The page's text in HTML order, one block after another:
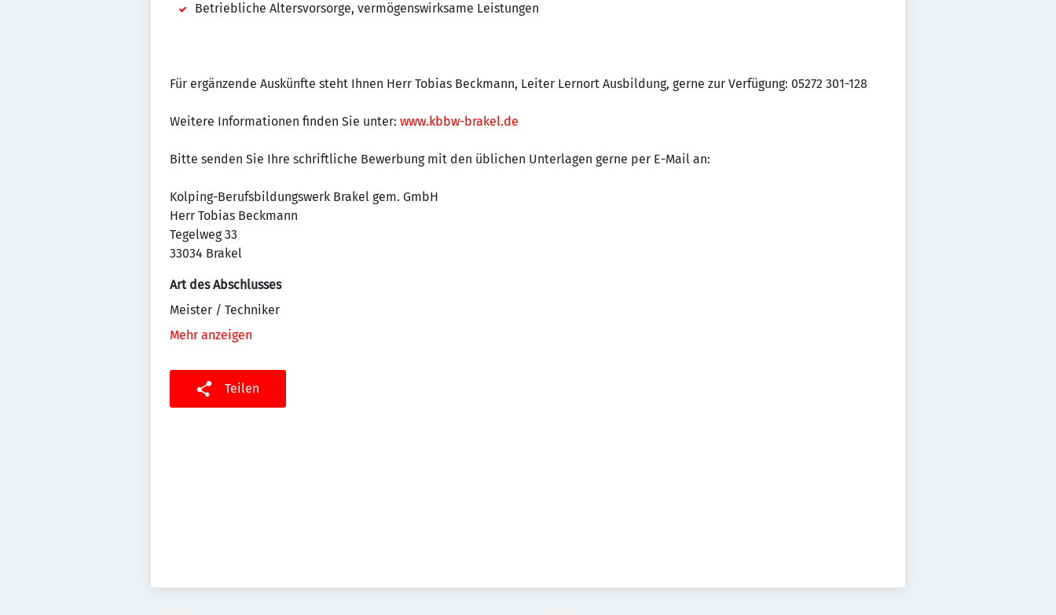
Betriebliche Altersvorsorge, vermögenswirksame Leistungen
Für ergänzende Auskünfte steht Ihnen Herr Tobias Beckmann, Leiter Lernort Ausbildung, gerne zur Verfügung: 05272 301-128
Weitere Informationen finden Sie unter: www.kbbw-brakel.de
Bitte senden Sie Ihre schriftliche Bewerbung mit den üblichen Unterlagen gerne per E-Mail an:
Kolping-Berufsbildungswerk Brakel gem. GmbH
Herr Tobias Beckmann
Tegelweg 33
33034 Brakel
Art des Abschlusses
Meister / Techniker
Mehr anzeigen
Teilen